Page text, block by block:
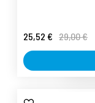
25,52 € 29,00 €